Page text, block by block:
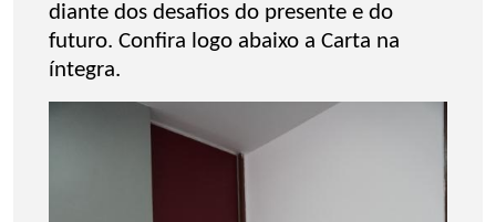
diante dos desafios do presente e do
futuro. Confira logo abaixo a Carta na
íntegra.